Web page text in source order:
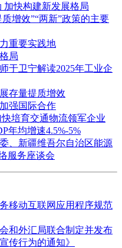
加快构建新发展格局
增效”“两新”政策的主要
重要实践地
局
于卫宁解读2025年工业企
存量提质增效
强国际合作
培育交通物流领军企业
年均增速4.5%-5%
、新疆维吾尔自治区能源
服务座谈会
移动互联网应用程序规范
和外汇局联合制定并发布
传行为的通知》